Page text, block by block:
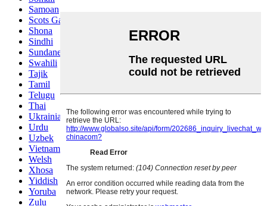
Samoan
Scots Gaelic
Shona
Sindhi
Sundanese
Swahili
Tajik
Tamil
Telugu
Thai
Ukrainian
Urdu
Uzbek
Vietnamese
Welsh
Xhosa
Yiddish
Yoruba
Zulu